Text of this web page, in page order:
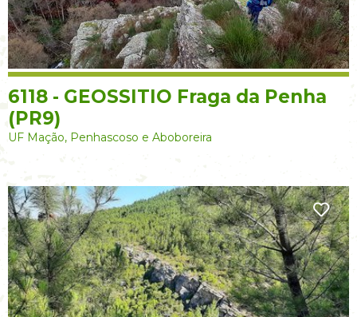
6118 - GEOSSITIO Fraga da Penha
(PR9)
UF Mação, Penhascoso e Aboboreira